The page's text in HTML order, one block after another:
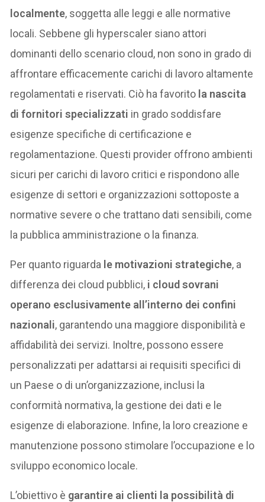
localmente, soggetta alle leggi e alle normative
locali. Sebbene gli hyperscaler siano attori
dominanti dello scenario cloud, non sono in grado di
affrontare efficacemente carichi di lavoro altamente
regolamentati e riservati. Ciò ha favorito la nascita
di fornitori specializzati in grado soddisfare
esigenze specifiche di certificazione e
regolamentazione. Questi provider offrono ambienti
sicuri per carichi di lavoro critici e rispondono alle
esigenze di settori e organizzazioni sottoposte a
normative severe o che trattano dati sensibili, come
la pubblica amministrazione o la finanza.
Per quanto riguarda le motivazioni strategiche, a
differenza dei cloud pubblici, i cloud sovrani
operano esclusivamente all’interno dei confini
nazionali, garantendo una maggiore disponibilità e
affidabilità dei servizi. Inoltre, possono essere
personalizzati per adattarsi ai requisiti specifici di
un Paese o di un’organizzazione, inclusi la
conformità normativa, la gestione dei dati e le
esigenze di elaborazione. Infine, la loro creazione e
manutenzione possono stimolare l’occupazione e lo
sviluppo economico locale.
L’obiettivo è garantire ai clienti la possibilità di